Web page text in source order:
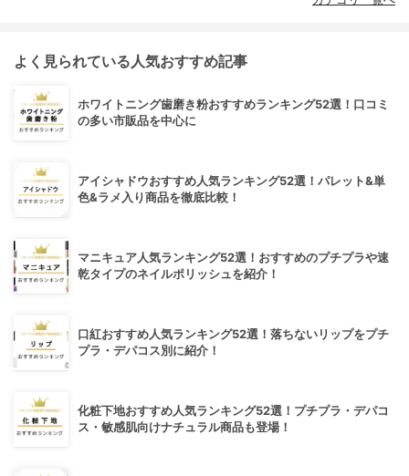
よく見られている人気おすすめ記事
ホワイトニング歯磨き粉おすすめランキング52選！口コミ
の多い市販品を中心に
アイシャドウおすすめ人気ランキング52選！パレット&単
色&ラメ入り商品を徹底比較！
マニキュア人気ランキング52選！おすすめのプチプラや速
乾タイプのネイルポリッシュを紹介！
口紅おすすめ人気ランキング52選！落ちないリップをプチ
プラ・デパコス別に紹介！
化粧下地おすすめ人気ランキング52選！プチプラ・デパコ
ス・敏感肌向けナチュラル商品も登場！